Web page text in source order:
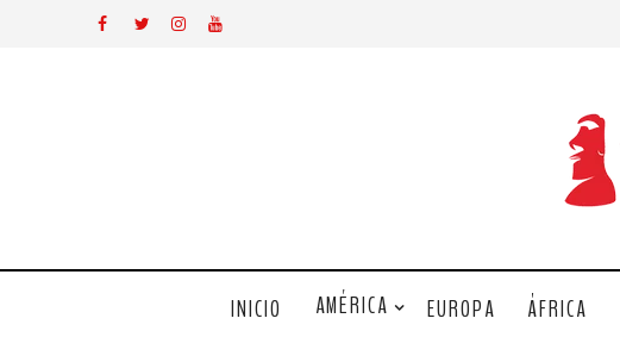
INICIO AMÉRICA EUROPA ÁFRICA